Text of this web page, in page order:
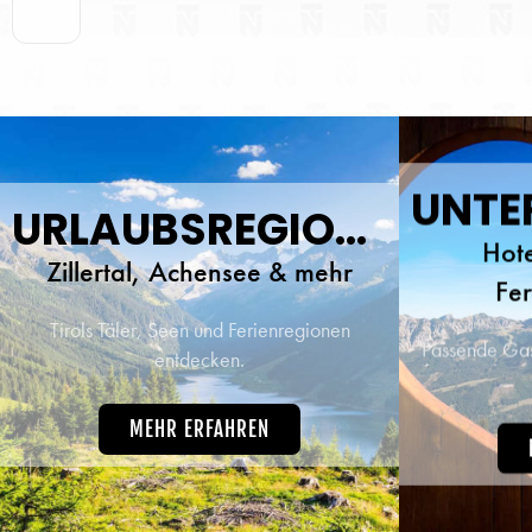
beste
URLAUBSREGIONEN
Zillertal, Achensee & mehr
Tirols Täler, Seen und Ferienregionen
entdecken.
MEHR ERFAHREN
Passende